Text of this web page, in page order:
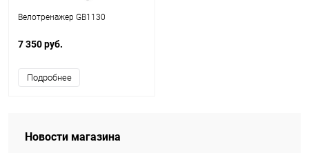
Велотренажер GB1130
7 350 руб.
Подробнее
Новости магазина